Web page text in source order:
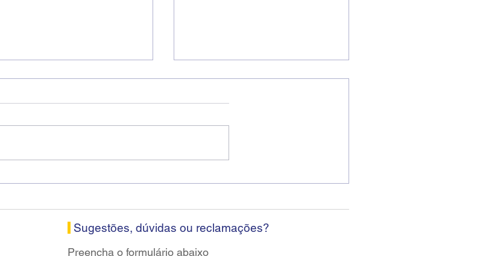
Sugestões, dúvidas ou reclamações?
Preencha o formulário abaixo